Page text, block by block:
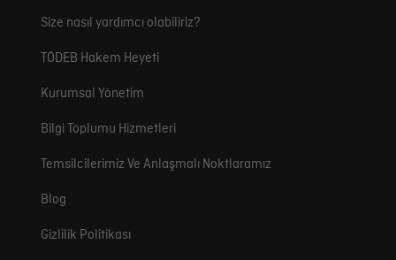
Size nasıl yardımcı olabiliriz?
TÖDEB Hakem Heyeti
Kurumsal Yönetim
Bilgi Toplumu Hizmetleri
Temsilcilerimiz Ve Anlaşmalı Noktlaramız
Blog
Gizlilik Politikası